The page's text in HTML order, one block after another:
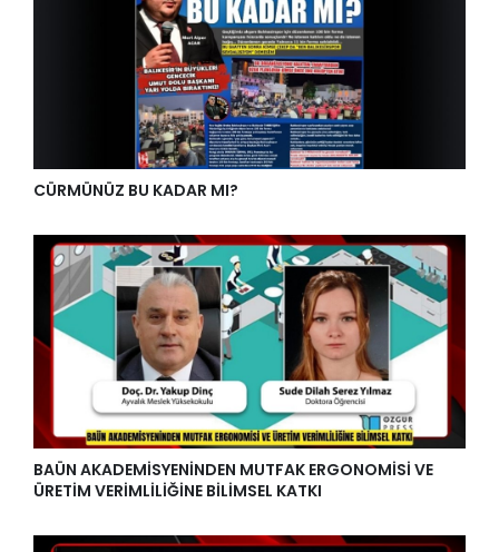
CÜRMÜNÜZ BU KADAR MI?
BAÜN AKADEMİSYENİNDEN MUTFAK ERGONOMİSİ VE
ÜRETİM VERİMLİLİĞİNE BİLİMSEL KATKI